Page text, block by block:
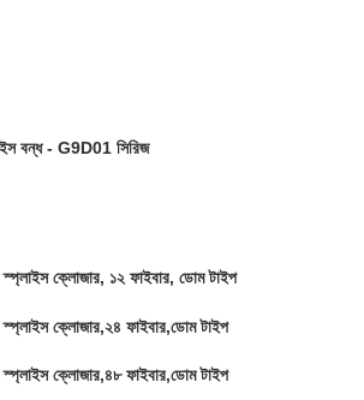
বন্ধ - G9D01 সিরিজ
স্প্লাইস ক্লোজার, ১২ ফাইবার, ডোম টাইপ
স্প্লাইস ক্লোজার,২৪ ফাইবার,ডোম টাইপ
স্প্লাইস ক্লোজার,৪৮ ফাইবার,ডোম টাইপ